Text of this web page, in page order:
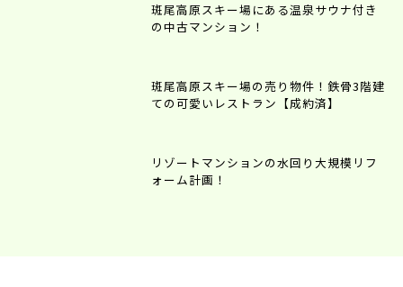
斑尾高原スキー場にある温泉サウナ付き
の中古マンション！
斑尾高原スキー場の売り物件！鉄骨3階建
ての可愛いレストラン【成約済】
リゾートマンションの水回り大規模リフ
ォーム計画！